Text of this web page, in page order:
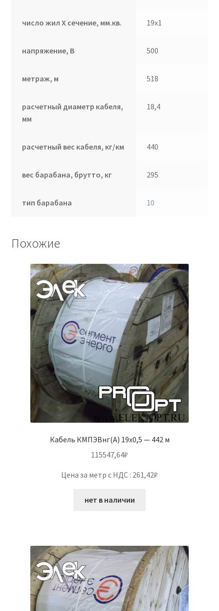
число жил Х сечение, мм.кв. 19х1
напряжение, В 500
метраж, м 518
расчетный диаметр кабеля,
мм
18,4
расчетный вес кабеля, кг/км 440
вес барабана, брутто, кг 295
тип барабана 10
Похожие
Кабель КМПЭВнг(А) 19х0,5 — 442 м
115547,64₽
Цена за метр с НДС : 261,42₽
нет в наличии